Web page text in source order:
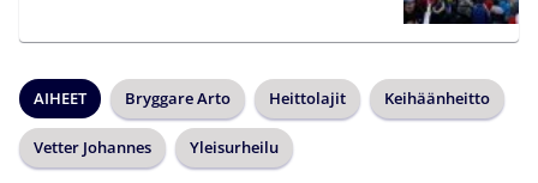
AIHEET Bryggare Arto Heittolajit Keihäänheitto
Vetter Johannes Yleisurheilu